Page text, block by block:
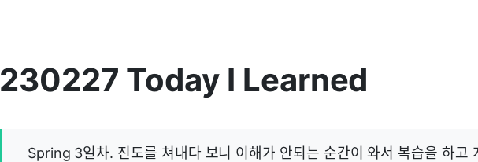
230227 Today I Learned
Spring 3일차. 진도를 쳐내다 보니 이해가 안되는 순간이 와서 복습을 하고